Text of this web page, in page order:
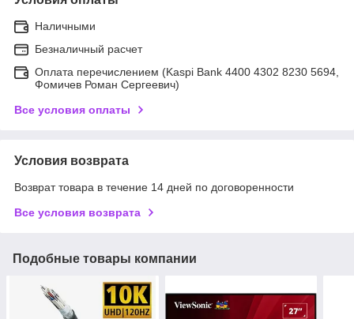
Наличными
Безналичный расчет
Оплата перечислением (Kaspi Bank 4400 4302 8230 5694,
Фомичев Роман Сергеевич)
Все условия оплаты
Условия возврата
Возврат товара в течение 14 дней по договоренности
Все условия возврата
Подобные товары компании